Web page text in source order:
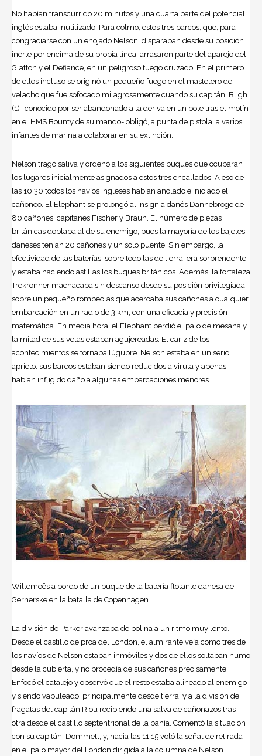
No habían transcurrido 20 minutos y una cuarta parte del potencial
inglés estaba inutilizado. Para colmo, estos tres barcos, que, para
congraciarse con un enojado Nelson, disparaban desde su posición
inerte por encima de su propia línea, arrasaron parte del aparejo del
Glatton y el Defiance, en un peligroso fuego cruzado. En el primero
de ellos incluso se originó un pequeño fuego en el mastelero de
velacho que fue sofocado milagrosamente cuando su capitán, Bligh
(1) -conocido por ser abandonado a la deriva en un bote tras el motín
en el HMS Bounty de su mando- obligó, a punta de pistola, a varios
infantes de marina a colaborar en su extinción.
Nelson tragó saliva y ordenó a los siguientes buques que ocuparan
los lugares inicialmente asignados a estos tres encallados. A eso de
las 10.30 todos los navíos ingleses habían anclado e iniciado el
cañoneo. El Elephant se prolongó al insignia danés Dannebroge de
80 cañones, capitanes Fischer y Braun. El número de piezas
británicas doblaba al de su enemigo, pues la mayoría de los bajeles
daneses tenían 20 cañones y un solo puente. Sin embargo, la
efectividad de las baterías, sobre todo las de tierra, era sorprendente
y estaba haciendo astillas los buques británicos. Además, la fortaleza
Trekronner machacaba sin descanso desde su posición privilegiada:
sobre un pequeño rompeolas que acercaba sus cañones a cualquier
embarcación en un radio de 3 km, con una eficacia y precisión
matemática. En media hora, el Elephant perdió el palo de mesana y
la mitad de sus velas estaban agujereadas. El cariz de los
acontecimientos se tornaba lúgubre. Nelson estaba en un serio
aprieto: sus barcos estaban siendo reducidos a viruta y apenas
habían infligido daño a algunas embarcaciones menores.
Willemoës a bordo de un buque de la batería flotante danesa de
Gernerske en la batalla de Copenhagen.
La división de Parker avanzaba de bolina a un ritmo muy lento.
Desde el castillo de proa del London, el almirante veía como tres de
los navíos de Nelson estaban inmóviles y dos de ellos soltaban humo
desde la cubierta, y no procedía de sus cañones precisamente.
Enfocó el catalejo y observó que el resto estaba alineado al enemigo
y siendo vapuleado, principalmente desde tierra, y a la división de
fragatas del capitán Riou recibiendo una salva de cañonazos tras
otra desde el castillo septentrional de la bahía. Comentó la situación
con su capitán, Dommett, y, hacia las 11.15 voló la señal de retirada
en el palo mayor del London dirigida a la columna de Nelson.